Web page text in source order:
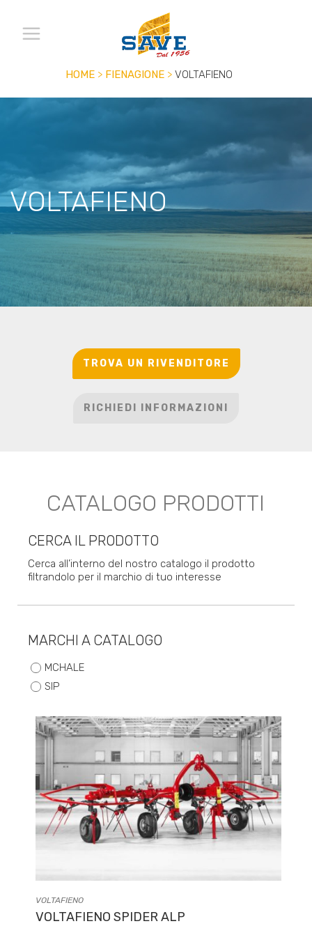
HOME > FIENAGIONE > VOLTAFIENO
VOLTAFIENO
TROVA UN RIVENDITORE
RICHIEDI INFORMAZIONI
CATALOGO PRODOTTI
CERCA IL PRODOTTO
Cerca all’interno del nostro catalogo il prodotto
filtrandolo per il marchio di tuo interesse
MARCHI A CATALOGO
MCHALE
SIP
VOLTAFIENO
VOLTAFIENO SPIDER ALP